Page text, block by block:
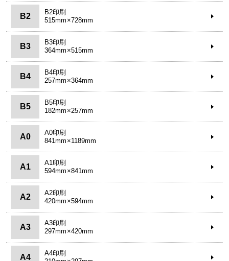
B2
B2印刷
515mm×728mm
B3
B3印刷
364mm×515mm
B4
B4印刷
257mm×364mm
B5
B5印刷
182mm×257mm
A0
A0印刷
841mm×1189mm
A1
A1印刷
594mm×841mm
A2
A2印刷
420mm×594mm
A3
A3印刷
297mm×420mm
A4
A4印刷